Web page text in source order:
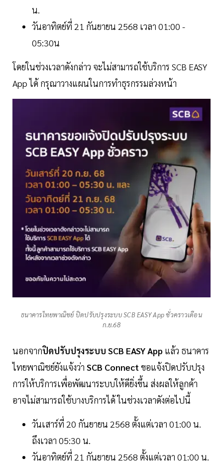
น.
วันอาทิตย์ที่ 21 กันยายน 2568 เวลา 01:00 -
05:30น
โดยในช่วงเวลาดังกล่าว จะไม่สามารถใช้บริการ SCB EASY
App ได้ กรุณาวางแผนในการทำธุรกรรมล่วงหน้า
ธนาคารไทยพาณิชย์ ปิดปรับปรุงระบบ SCB EASY App ชั่วคราวเดือน
ก.ย.68
นอกจากปิดปรับปรุงระบบ SCB EASY App แล้ว ธนาคาร
ไทยพาณิชย์ยังแจ้งว่า SCB Connectขอแจ้งปิดปรับปรุง
การให้บริการเพื่อพัฒนาระบบให้ดียิ่งขึ้น ส่งผลให้ลูกค้า
อาจไม่สามารถใช้บางบริการได้ ในช่วงเวลาดังต่อไปนี้
วันเสาร์ที่ 20 กันยายน 2568 ตั้งแต่เวลา 01:00 น.
ถึงเวลา 05:30 น.
วันอาทิตย์ที่ 21 กันยายน 2568 ตั้งแต่เวลา 01:00 น.